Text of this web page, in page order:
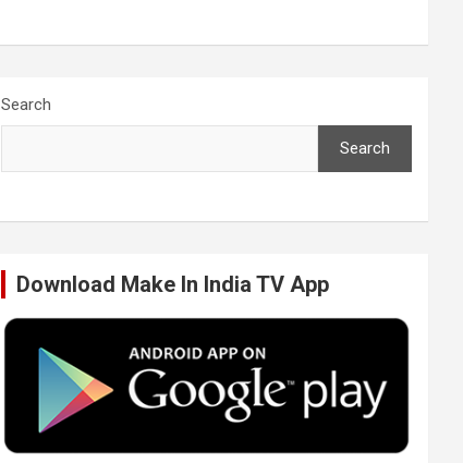
e
o
k
t
r
k
I
n
T
e
Search
Search
Download Make In India TV App